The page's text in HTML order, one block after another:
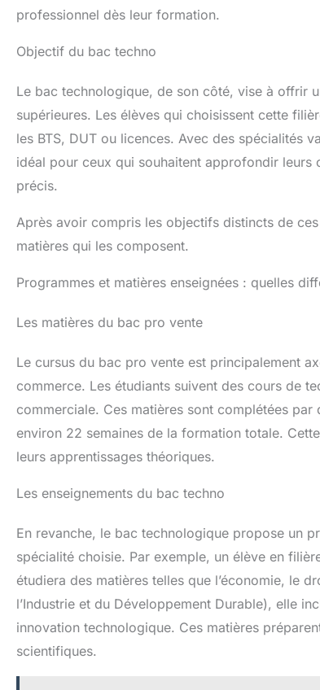
professionnel dès leur formation.
Objectif du bac techno
Le bac technologique, de son côté, vise à offrir
supérieures. Les élèves qui choisissent cette
les BTS, DUT ou licences. Avec des spécialités
idéal pour ceux qui souhaitent approfondir leurs
précis.
Après avoir compris les objectifs distincts de
matières qui les composent.
Programmes et matières enseignées : quelles
Les matières du bac pro vente
Le cursus du bac pro vente est principalement
commerce. Les étudiants suivent des cours de
commerciale. Ces matières sont complétées
environ 22 semaines de la formation totale.
leurs apprentissages théoriques.
Les enseignements du bac techno
En revanche, le bac technologique propose un
spécialité choisie. Par exemple, un élève en
étudiera des matières telles que l’économie, le
l’Industrie et du Développement Durable), elle
innovation technologique. Ces matières
scientifiques.